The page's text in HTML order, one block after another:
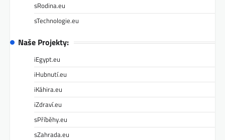
sRodina.eu
sTechnologie.eu
Naše Projekty:
iEgypt.eu
iHubnutí.eu
iKáhira.eu
iZdraví.eu
sPříběhy.eu
sZahrada.eu